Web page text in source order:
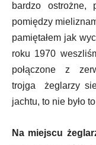
bardzo ostrożne,
pomiędzy
pamiętałem jak
roku 1970
połączone z
trojga żeglarzy
jachtu, to nie było
Na miejscu